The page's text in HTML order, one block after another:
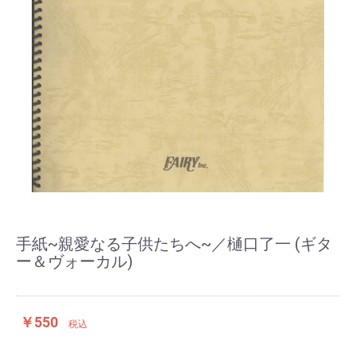
手紙~親愛なる子供たちへ~／樋口了一 (ギタ
ー＆ヴォーカル)
￥550 税込